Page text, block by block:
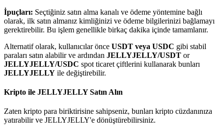
Bitrue İş Ortağı
Kullanıcı başına %65'e kadar komisyon!
İpuçları: Seçtiğiniz satın alma kanalı ve ödeme yöntemine bağlı
olarak, ilk satın almanız kimliğinizi ve ödeme bilgilerinizi bağlamayı
gerektirebilir. Bu işlem genellikle birkaç dakika içinde tamamlanır.
Alternatif olarak, kullanıcılar önce USDT veya USDC gibi stabil
paraları satın alabilir ve ardından JELLYJELLY/USDT or
JELLYJELLY/USDC spot ticaret çiftlerini kullanarak bunları
JELLYJELLY ile değiştirebilir.
Kripto ile JELLYJELLY Satın Alın
Zaten kripto para biriktirisine sahipseniz, bunları kripto cüzdanınıza
yatırabilir ve JELLYJELLY'e dönüştürebilirsiniz.